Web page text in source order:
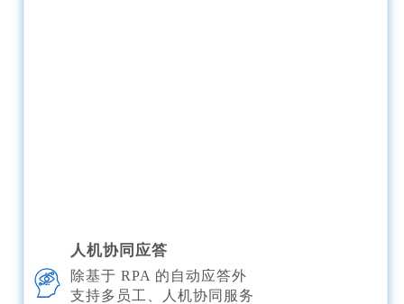
人机协同应答
除基于 RPA 的自动应答外
支持多员工、人机协同服务